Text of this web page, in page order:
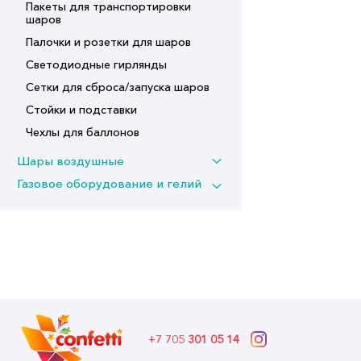
Пакеты для транспортировки
шаров
Палочки и розетки для шаров
Светодиодные гирлянды
Сетки для сброса/запуска шаров
Стойки и подставки
Чехлы для баллонов
Шары воздушные
Газовое оборудование и гелий
+7 705 301 05 14